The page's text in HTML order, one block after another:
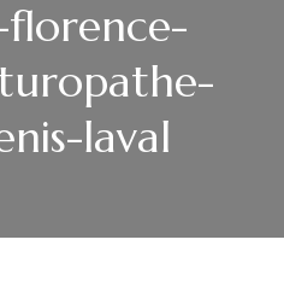
florence-
laval